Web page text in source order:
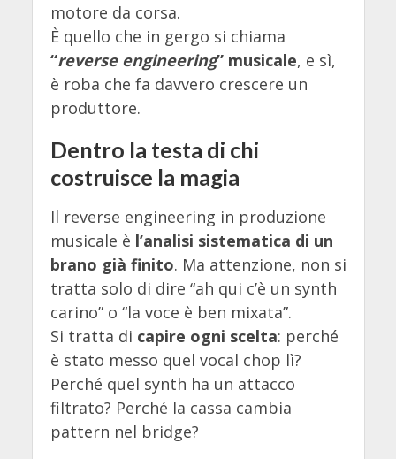
motore da corsa.
È quello che in gergo si chiama
“reverse engineering” musicale, e sì,
è roba che fa davvero crescere un
produttore.
Dentro la testa di chi
costruisce la magia
Il reverse engineering in produzione
musicale è l’analisi sistematica di un
brano già finito. Ma attenzione, non si
tratta solo di dire “ah qui c’è un synth
carino” o “la voce è ben mixata”.
Si tratta di capire ogni scelta: perché
è stato messo quel vocal chop lì?
Perché quel synth ha un attacco
filtrato? Perché la cassa cambia
pattern nel bridge?